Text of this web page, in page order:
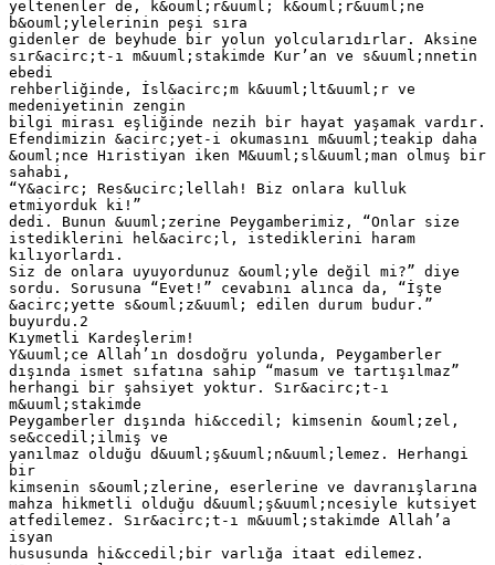
yeltenenler de, k&ouml;r&uuml; k&ouml;r&uuml;ne
b&ouml;ylelerinin peşi sıra
gidenler de beyhude bir yolun yolcularıdırlar. Aksine
sır&acirc;t-ı m&uuml;stakimde Kur’an ve s&uuml;nnetin
ebedi
rehberliğinde, İsl&acirc;m k&uuml;lt&uuml;r ve
medeniyetinin zengin
bilgi mirası eşliğinde nezih bir hayat yaşamak vardır.
Efendimizin &acirc;yet-i okumasını m&uuml;teakip daha
&ouml;nce Hıristiyan iken M&uuml;sl&uuml;man olmuş bir
sahabi,
“Y&acirc; Res&ucirc;lellah! Biz onlara kulluk
etmiyorduk ki!”
dedi. Bunun &uuml;zerine Peygamberimiz, “Onlar size
istediklerini hel&acirc;l, istediklerini haram
kılıyorlardı.
Siz de onlara uyuyordunuz &ouml;yle değil mi?” diye
sordu. Sorusuna “Evet!” cevabını alınca da, “İşte
&acirc;yette s&ouml;z&uuml; edilen durum budur.”
buyurdu.2
Kıymetli Kardeşlerim!
Y&uuml;ce Allah’ın dosdoğru yolunda, Peygamberler
dışında ismet sıfatına sahip “masum ve tartışılmaz”
herhangi bir şahsiyet yoktur. Sır&acirc;t-ı
m&uuml;stakimde
Peygamberler dışında hi&ccedil; kimsenin &ouml;zel,
se&ccedil;ilmiş ve
yanılmaz olduğu d&uuml;ş&uuml;n&uuml;lemez. Herhangi
bir
kimsenin s&ouml;zlerine, eserlerine ve davranışlarına
mahza hikmetli olduğu d&uuml;ş&uuml;ncesiyle kutsiyet
atfedilemez. Sır&acirc;t-ı m&uuml;stakimde Allah’a
isyan
hususunda hi&ccedil;bir varlığa itaat edilemez.